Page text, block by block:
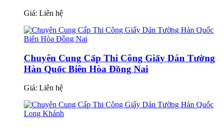
Giá: Liên hệ
Chuyên Cung Cấp Thi Công Giấy Dán Tường
Hàn Quốc Biên Hòa Đồng Nai
Giá: Liên hệ